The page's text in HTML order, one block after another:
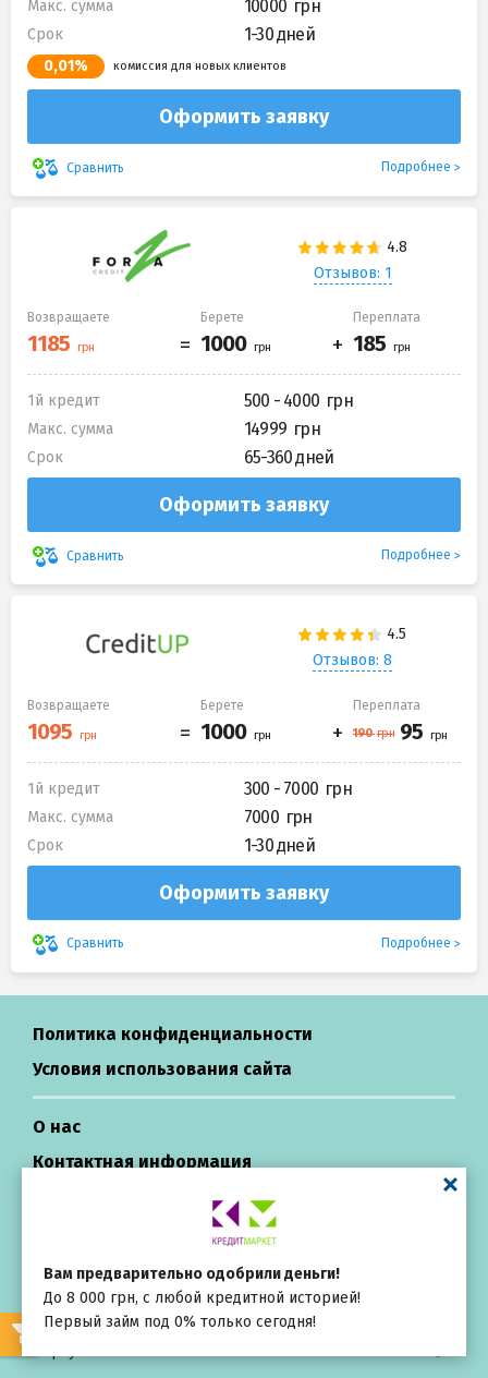
Макс. сумма 10000
Срок 1-30 дней
0,01% комиссия для новых клиентов
Оформить заявку
Сравнить Подробнее
Отзывов: 1
Возвращаете Берете Переплата
1й кредит 500 - 4000
Макс. сумма 14999
Срок 65-360 дней
Оформить заявку
Сравнить Подробнее
Отзывов: 8
Возвращаете Берете Переплата
1й кредит 300 - 7000
Макс. сумма 7000
Срок 1-30 дней
Оформить заявку
Сравнить Подробнее
Вам предварительно одобрили деньги!
До 8 000 грн, с любой кредитной историей!
Первый займ под 0% только сегодня!
Политика конфиденциальности
Условия использования сайта
О нас
Контактная информация
Кредиты в Украине
All rights reserved ©